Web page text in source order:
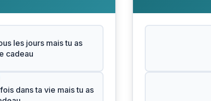
les jours mais tu as
cadeau
dans ta vie mais tu as